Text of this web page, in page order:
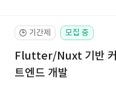
🕒 기간제 모집 중
Flutter/Nuxt 기반 커
트엔드 개발